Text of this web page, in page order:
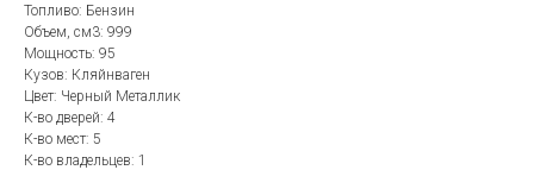
Топливо: Бензин
Объем, см3: 999
Мощность: 95
Кузов: Кляйнваген
Цвет: Черный Металлик
К-во дверей: 4
К-во мест: 5
К-во владельцев: 1